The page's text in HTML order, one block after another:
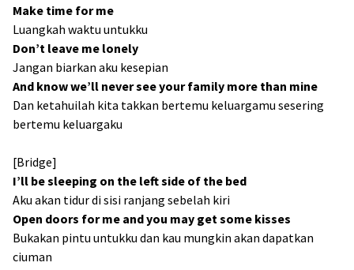
Make time for me
Luangkah waktu untukku
Don’t leave me lonely
Jangan biarkan aku kesepian
And know we’ll never see your family more than mine
Dan ketahuilah kita takkan bertemu keluargamu sesering
bertemu keluargaku
[Bridge]
I’ll be sleeping on the left side of the bed
Aku akan tidur di sisi ranjang sebelah kiri
Open doors for me and you may get some kisses
Bukakan pintu untukku dan kau mungkin akan dapatkan
ciuman